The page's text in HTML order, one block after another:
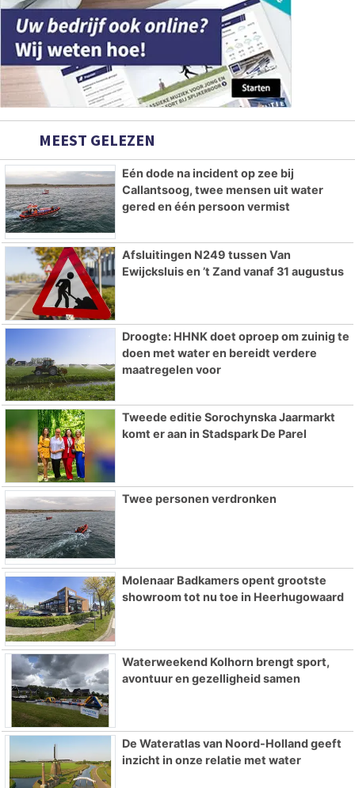
MEEST GELEZEN
Eén dode na incident op zee bij
Callantsoog, twee mensen uit water
gered en één persoon vermist
Afsluitingen N249 tussen Van
Ewijcksluis en ’t Zand vanaf 31 augustus
Droogte: HHNK doet oproep om zuinig te
doen met water en bereidt verdere
maatregelen voor
Tweede editie Sorochynska Jaarmarkt
komt er aan in Stadspark De Parel
Twee personen verdronken
Molenaar Badkamers opent grootste
showroom tot nu toe in Heerhugowaard
Waterweekend Kolhorn brengt sport,
avontuur en gezelligheid samen
De Wateratlas van Noord-Holland geeft
inzicht in onze relatie met water